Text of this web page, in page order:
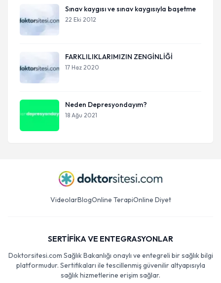
Sınav kaygısı ve sınav kaygısıyla başetme
22 Eki 2012
FARKLILIKLARIMIZIN ZENGİNLİĞİ
17 Haz 2020
Neden Depresyondayım?
18 Ağu 2021
VideolarBlogOnline TerapiOnline Diyet
SERTİFİKA VE ENTEGRASYONLAR
Doktorsitesi.com Sağlık Bakanlığı onaylı ve entegreli bir sağlık bilgi
platformudur. Sertifikaları ile tescillenmiş güvenilir altyapısıyla
sağlık hizmetlerine erişim sağlar.